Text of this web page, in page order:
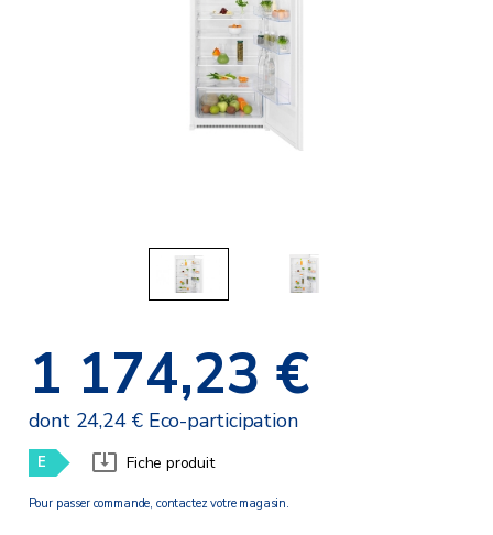
1 174,23 €
dont 24,24 € Eco-participation
E Fiche produit
Pour passer commande, contactez votre magasin.